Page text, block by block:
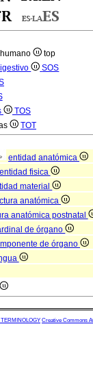
top
SOS
TOS
TOT
entidad anatómica
entidad fisica
material
anatómica
anatómica postnatal
de órgano
de órgano
Creative Commons